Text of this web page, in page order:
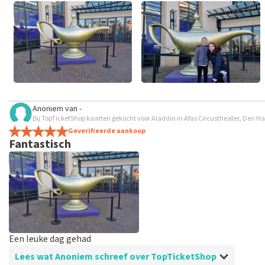
Anoniem van -
Bij TopTicketShop kaarten gekocht voor Aladdin in Afas Circustheater, Den
Geverifieerde aankoop
Fantastisch
Een leuke dag gehad
Lees wat Anoniem schreef over TopTicketShop